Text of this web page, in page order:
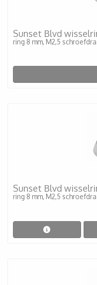
Sunset Blvd
ring 8 mm, M2,5
Sunset Blvd
ring 8 mm, M2,5